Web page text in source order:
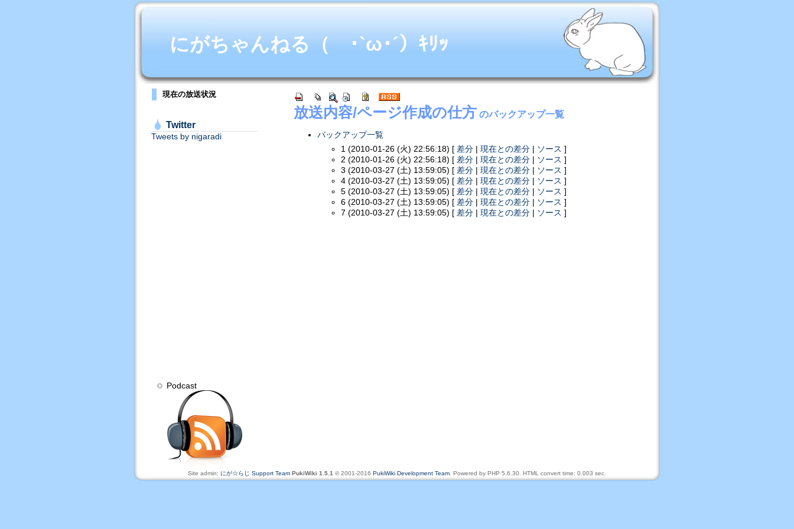
にがちゃんねる（ ･`ω･´）ｷﾘｯ
現在の放送状況
Twitter
Tweets by nigaradi
Podcast
放送内容/ページ作成の仕方 のバックアップ一覧
バックアップ一覧
1 (2010-01-26 (火) 22:56:18) [ 差分 | 現在との差分 | ソース ]
2 (2010-01-26 (火) 22:56:18) [ 差分 | 現在との差分 | ソース ]
3 (2010-03-27 (土) 13:59:05) [ 差分 | 現在との差分 | ソース ]
4 (2010-03-27 (土) 13:59:05) [ 差分 | 現在との差分 | ソース ]
5 (2010-03-27 (土) 13:59:05) [ 差分 | 現在との差分 | ソース ]
6 (2010-03-27 (土) 13:59:05) [ 差分 | 現在との差分 | ソース ]
7 (2010-03-27 (土) 13:59:05) [ 差分 | 現在との差分 | ソース ]
Site admin: にが☆らじ Support Team PukiWiki 1.5.1 © 2001-2016 PukiWiki Development Team . Powered by PHP 5.6.30. HTML convert time: 0.003 sec.